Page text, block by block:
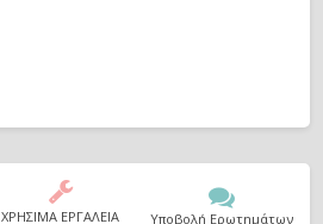
ΧΡΗΣΙΜΑ ΕΡΓΑΛΕΙΑ Υποβολή Ερωτημάτων